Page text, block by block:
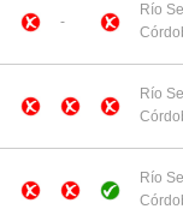
-
Río
Río
Río